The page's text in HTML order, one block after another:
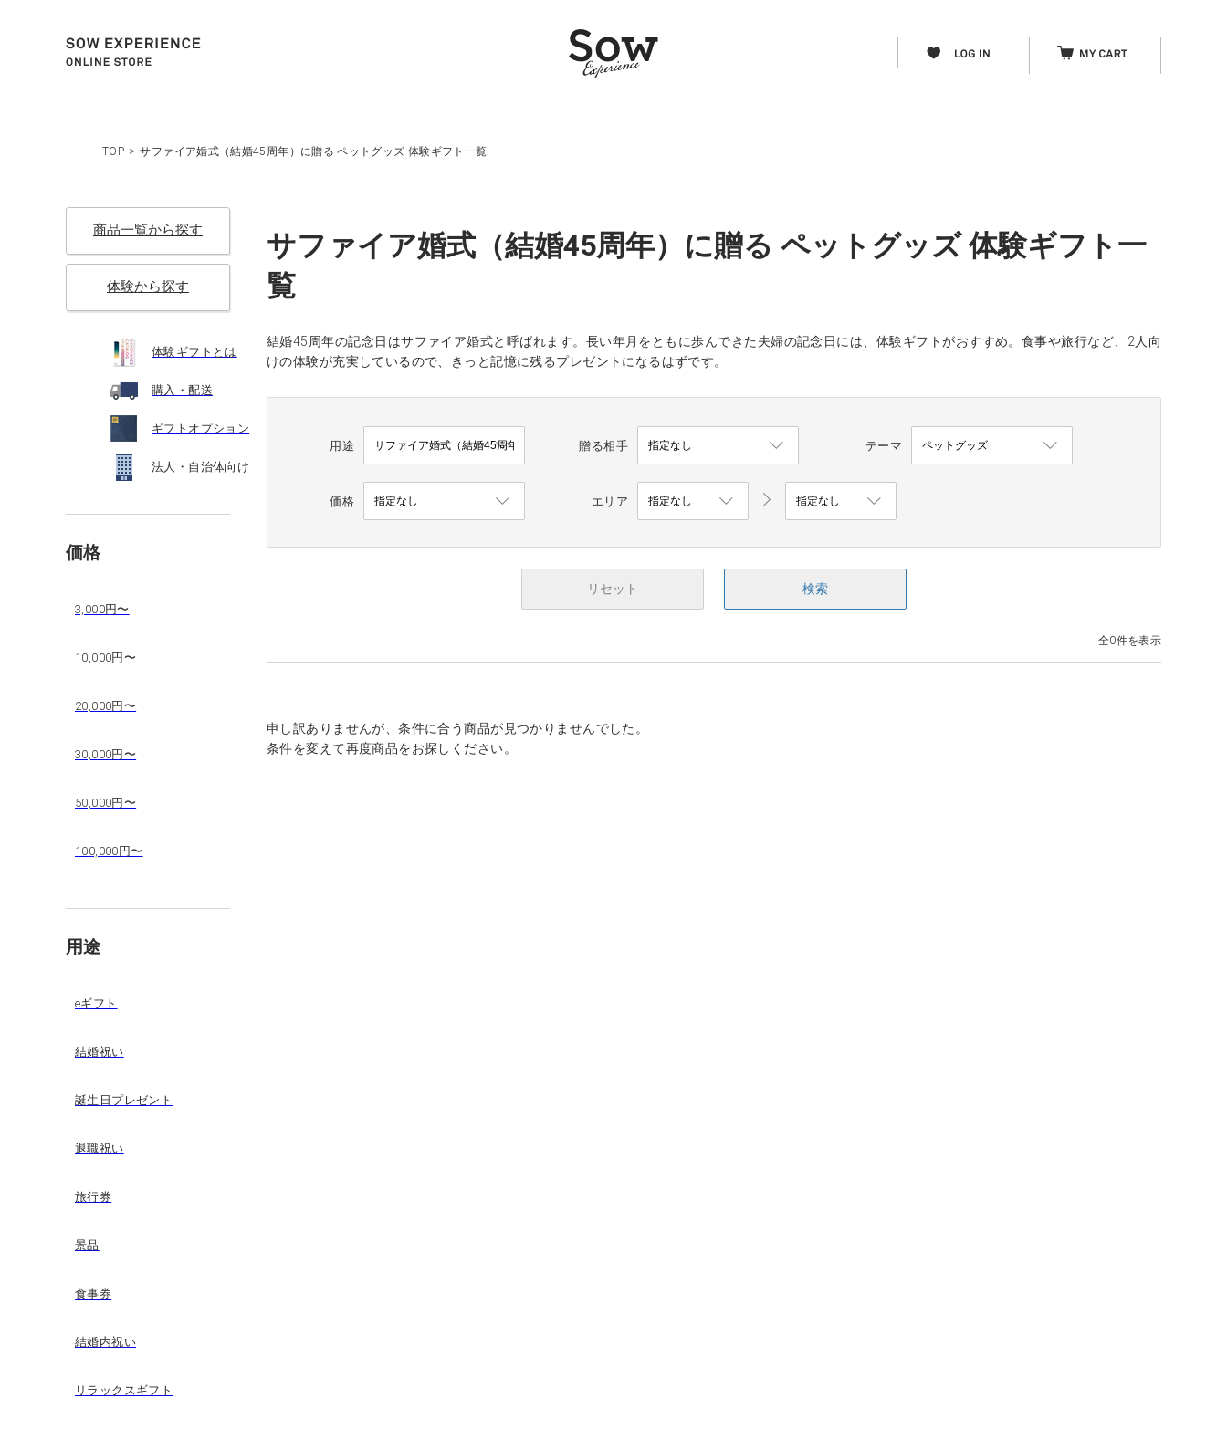
TOP > サファイア婚式（結婚45周年）に贈る ペットグッズ 体験ギフト一覧
商品一覧から探す
体験から探す
体験ギフトとは
購入・配送
ギフトオプション
法人・自治体向け
価格
3,000円〜
10,000円〜
20,000円〜
30,000円〜
50,000円〜
100,000円〜
用途
eギフト
結婚祝い
誕生日プレゼント
退職祝い
旅行券
景品
食事券
結婚内祝い
リラックスギフト
サファイア婚式（結婚45周年）に贈る ペットグッズ 体験ギフト一
覧
結婚45周年の記念日はサファイア婚式と呼ばれます。長い年月をともに歩んできた夫婦の記念日には、体験ギフトがおすすめ。食事や旅行など、2人向
けの体験が充実しているので、きっと記憶に残るプレゼントになるはずです。
用途 贈る相手 テーマ
価格 エリア
リセット 検索
全0件を表示
申し訳ありませんが、条件に合う商品が見つかりませんでした。
条件を変えて再度商品をお探しください。